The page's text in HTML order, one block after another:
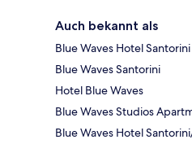
Auch bekannt als
Blue Waves Hotel Santorini
Blue Waves Santorini
Hotel Blue Waves
Blue Waves Studios
Blue Waves Hotel